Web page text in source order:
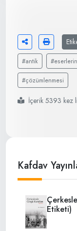
#antik #eserlerin
#çözümlenmesi
İçerik 5393 kez
Kafdav
Etiketi)